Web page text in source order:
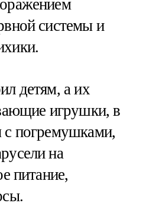
системы и
детям, а их
игрушки, в
погремушками,
на
питание,